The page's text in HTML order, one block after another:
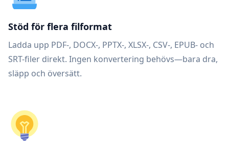
Stöd för flera filformat
Ladda upp PDF-, DOCX-, PPTX-, XLSX-, CSV-, EPUB- och
SRT-filer direkt. Ingen konvertering behövs—bara dra,
släpp och översätt.